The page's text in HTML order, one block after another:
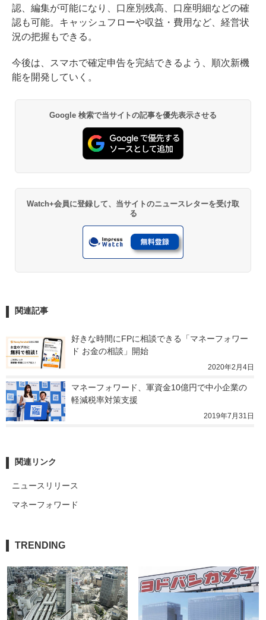
認、編集が可能になり、口座別残高、口座明細などの確
認も可能。キャッシュフローや収益・費用など、経営状
況の把握もできる。
今後は、スマホで確定申告を完結できるよう、順次新機
能を開発していく。
Google 検索で当サイトの記事を優先表示させる
Watch+会員に登録して、当サイトのニュースレターを受け取
る
関連記事
好きな時間にFPに相談できる「マネーフォワー
ド お金の相談」開始
2020年2月4日
マネーフォワード、軍資金10億円で中小企業の
軽減税率対策支援
2019年7月31日
関連リンク
ニュースリリース
マネーフォワード
TRENDING